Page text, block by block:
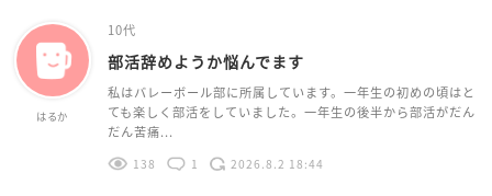
はるか
10代
部活辞めようか悩んでます
私はバレーボール部に所属しています。一年生の初めの頃はと
ても楽しく部活をしていました。一年生の後半から部活がだん
だん苦痛...
138 1 2026.8.2 18:44